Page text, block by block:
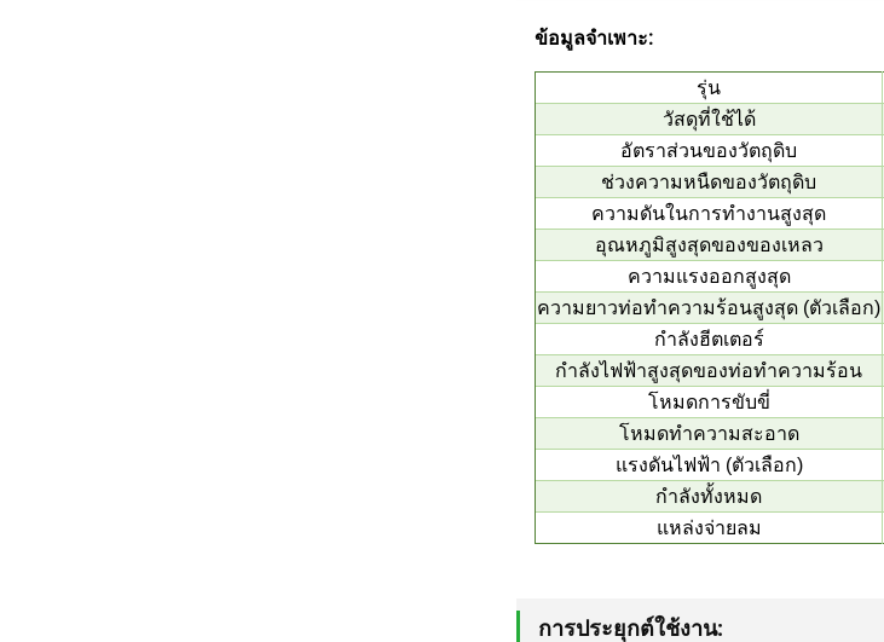
ข้อมูลจำเพาะ:
รุ่น
วัสดุที่ใช้ได้
อัตราส่วนของวัตถุดิบ
ช่วงความหนืดของวัตถุดิบ
ความดันในการทำงานสูงสุด
อุณหภูมิสูงสุดของของเหลว
ความแรงออกสูงสุด
ความยาวท่อทำความร้อนสูงสุด (ตัวเลือก)
กำลังฮีตเตอร์
กำลังไฟฟ้าสูงสุดของท่อทำความร้อน
โหมดการขับขี่
โหมดทำความสะอาด
แรงดันไฟฟ้า (ตัวเลือก)
กำลังทั้งหมด
แหล่งจ่ายลม
การประยุกต์ใช้งาน: